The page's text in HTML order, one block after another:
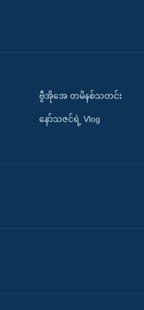
ဗွီအိုအေ တမိနစ်သတင်း
နော်သဇင်ရဲ့ Vlog